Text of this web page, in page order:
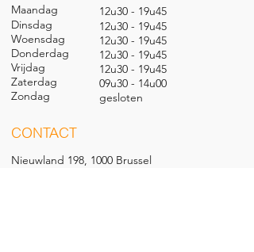
Maandag
Dinsdag
Woensdag
Donderdag
Vrijdag
Zaterdag
Zondag
12u30 - 19u45
12u30 - 19u45
12u30 - 19u45
12u30 - 19u45
12u30 - 19u45
09u30 - 14u00
gesloten
CONTACT
Nieuwland 198, 1000 Brussel